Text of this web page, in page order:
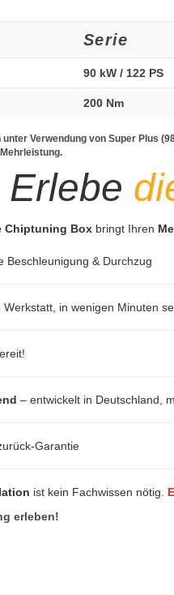
Serie
90 kW / 122 PS
200 Nm
Verwendung von Super Plus
Erlebe
Chiptuning Boxbringt Ihren
Beschleunigung & Durchzug
Werkstatt, in wenigen Minuten
– entwickelt in Deutschland,
Garantie
ist kein Fachwissen nötig.
erleben!